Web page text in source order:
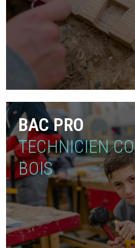
BAC PRO
TECHNICIEN
BOIS